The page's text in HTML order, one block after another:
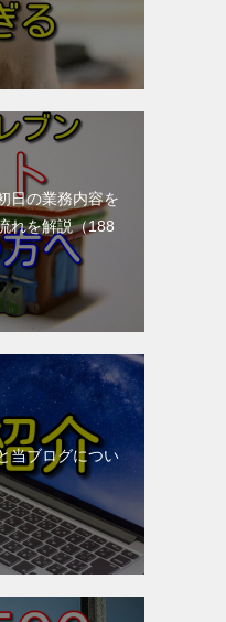
日の業務内容を
れを解説（188
当ブログについ